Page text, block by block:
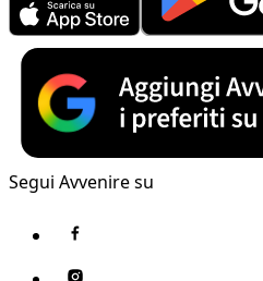
Segui Avvenire su